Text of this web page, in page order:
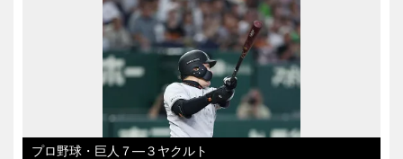
プロ野球・巨人７―３ヤクルト